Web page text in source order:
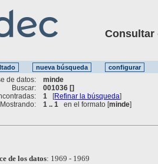
Consultar
de datos:
minde
Buscar:
001036 []
1 [Refinar la búsqueda]
Mostrando:
1 .. 1 en el formato [minde]
de los datos: 1969 - 1969